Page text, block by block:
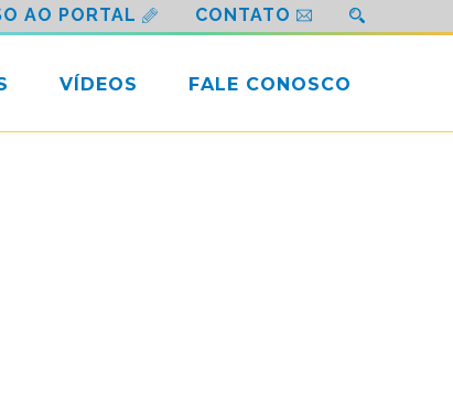
AO PORTAL CONTATO
VÍDEOS FALE CONOSCO